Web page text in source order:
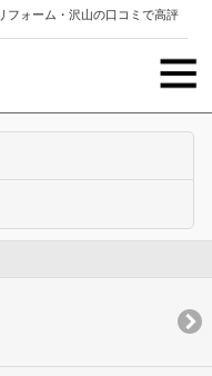
フォーム・沢山の口コミで高評